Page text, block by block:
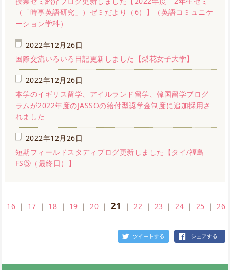
（「時事英語研究」）ゼミだより（6）】（英語コミュニケ
ーション学科）
2022年12月26日
国際交流いろいろ日記更新しました【梨花女子大学】
2022年12月26日
本学のイギリス留学、アイルランド留学、韓国留学プログ
ラムが2022年度のJASSOの給付型奨学金制度に追加採用さ
れました
2022年12月26日
短期フィールドスタディブログ更新しました【タイ/福島
FS⑤（最終日）】
16 ｜ 17 ｜ 18 ｜ 19 ｜20 ｜ 21 ｜22 ｜ 23 ｜24 ｜ 25 ｜26